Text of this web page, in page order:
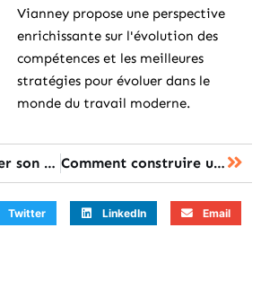
Vianney propose une perspective
enrichissante sur l'évolution des
compétences et les meilleures
stratégies pour évoluer dans le
monde du travail moderne.
Comment donner son autorisation droit à l image ? Comment construire une carte mentale efficace ?
Twitter LinkedIn Email